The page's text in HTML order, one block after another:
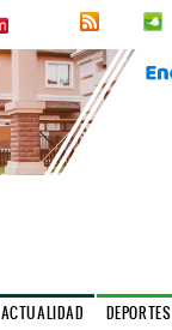
ACTUALIDAD DEPORTES